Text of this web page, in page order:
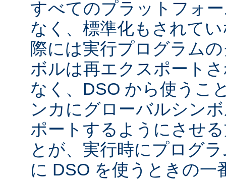
すべてのプラットフォ
なく、標準化もされて
際には実行プログラム
ボルは再エクスポート
なく、DSO から使うこ
ンカにグローバルシン
ポートするようにさせ
とが、実行時にプログ
に DSO を使うときの一